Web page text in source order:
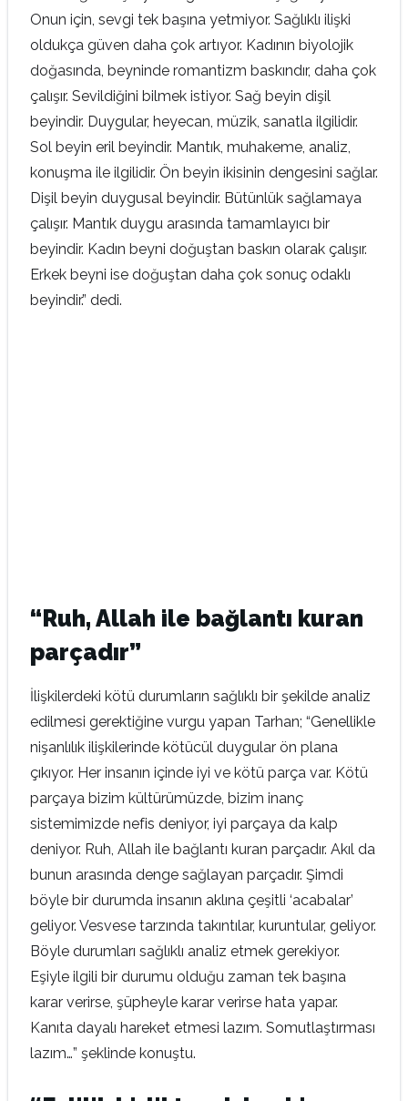
Onun için, sevgi tek başına yetmiyor. Sağlıklı ilişki
oldukça güven daha çok artıyor. Kadının biyolojik
doğasında, beyninde romantizm baskındır, daha çok
çalışır. Sevildiğini bilmek istiyor. Sağ beyin dişil
beyindir. Duygular, heyecan, müzik, sanatla ilgilidir.
Sol beyin eril beyindir. Mantık, muhakeme, analiz,
konuşma ile ilgilidir. Ön beyin ikisinin dengesini sağlar.
Dişil beyin duygusal beyindir. Bütünlük sağlamaya
çalışır. Mantık duygu arasında tamamlayıcı bir
beyindir. Kadın beyni doğuştan baskın olarak çalışır.
Erkek beyni ise doğuştan daha çok sonuç odaklı
beyindir.” dedi.
“Ruh, Allah ile bağlantı kuran
parçadır”
İlişkilerdeki kötü durumların sağlıklı bir şekilde analiz
edilmesi gerektiğine vurgu yapan Tarhan; “Genellikle
nişanlılık ilişkilerinde kötücül duygular ön plana
çıkıyor. Her insanın içinde iyi ve kötü parça var. Kötü
parçaya bizim kültürümüzde, bizim inanç
sistemimizde nefis deniyor, iyi parçaya da kalp
deniyor. Ruh, Allah ile bağlantı kuran parçadır. Akıl da
bunun arasında denge sağlayan parçadır. Şimdi
böyle bir durumda insanın aklına çeşitli ‘acabalar’
geliyor. Vesvese tarzında takıntılar, kuruntular, geliyor.
Böyle durumları sağlıklı analiz etmek gerekiyor.
Eşiyle ilgili bir durumu olduğu zaman tek başına
karar verirse, şüpheyle karar verirse hata yapar.
Kanıta dayalı hareket etmesi lazım. Somutlaştırması
lazım…” şeklinde konuştu.